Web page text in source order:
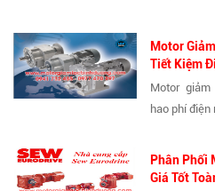
Motor
Tiết Kiệm
Motor giảm
hao phí điện
Phân Phối
Giá Tốt